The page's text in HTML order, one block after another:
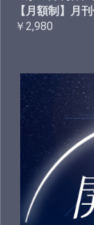
【月額制】月
￥2,980